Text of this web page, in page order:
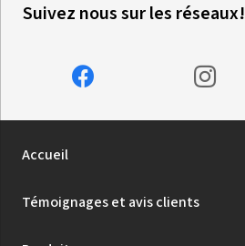
Suivez nous sur les réseaux!
Accueil
Témoignages et avis clients